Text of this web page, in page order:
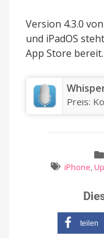
Version 4.3.0
und iPadOS
App Store bereit.
Preis:
iPhone,
teilen